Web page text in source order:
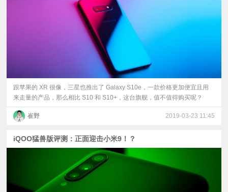
跟苹果的 XR 很像，三星也推出了 Galaxy S10e，一款价格更加便宜且用
来走量的产品，那么相比 S10 和 S10+，这台旗舰，值不值得购买呢？
崔野 2019-03-23 11:45
iQOO猛兽版评测：正面迎击小米9！？